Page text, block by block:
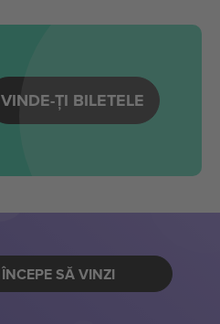
VINDE-ȚI BILETELE
ÎNCEPE SĂ VINZI